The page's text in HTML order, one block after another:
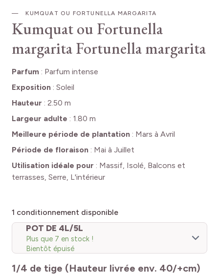
KUMQUAT OU FORTUNELLA MARGARITA
Kumquat ou Fortunella
margaritaFortunella margarita
Parfum : Parfum intense
Exposition : Soleil
Hauteur : 2.50 m
Largeur adulte : 1.80 m
Meilleure période de plantation : Mars à Avril
Période de floraison : Mai à Juillet
Utilisation idéale pour : Massif, Isolé, Balcons et
terrasses, Serre, L'intérieur
1 conditionnement disponible
POT DE 4L/5L
Plus que 7 en stock !
Bientôt épuisé
1/4 de tige (Hauteur livrée env. 40/+cm)